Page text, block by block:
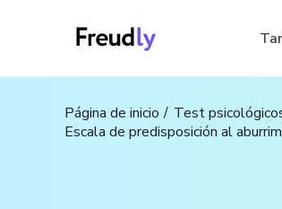
Página de inicio
Test
Escala de predisposición al